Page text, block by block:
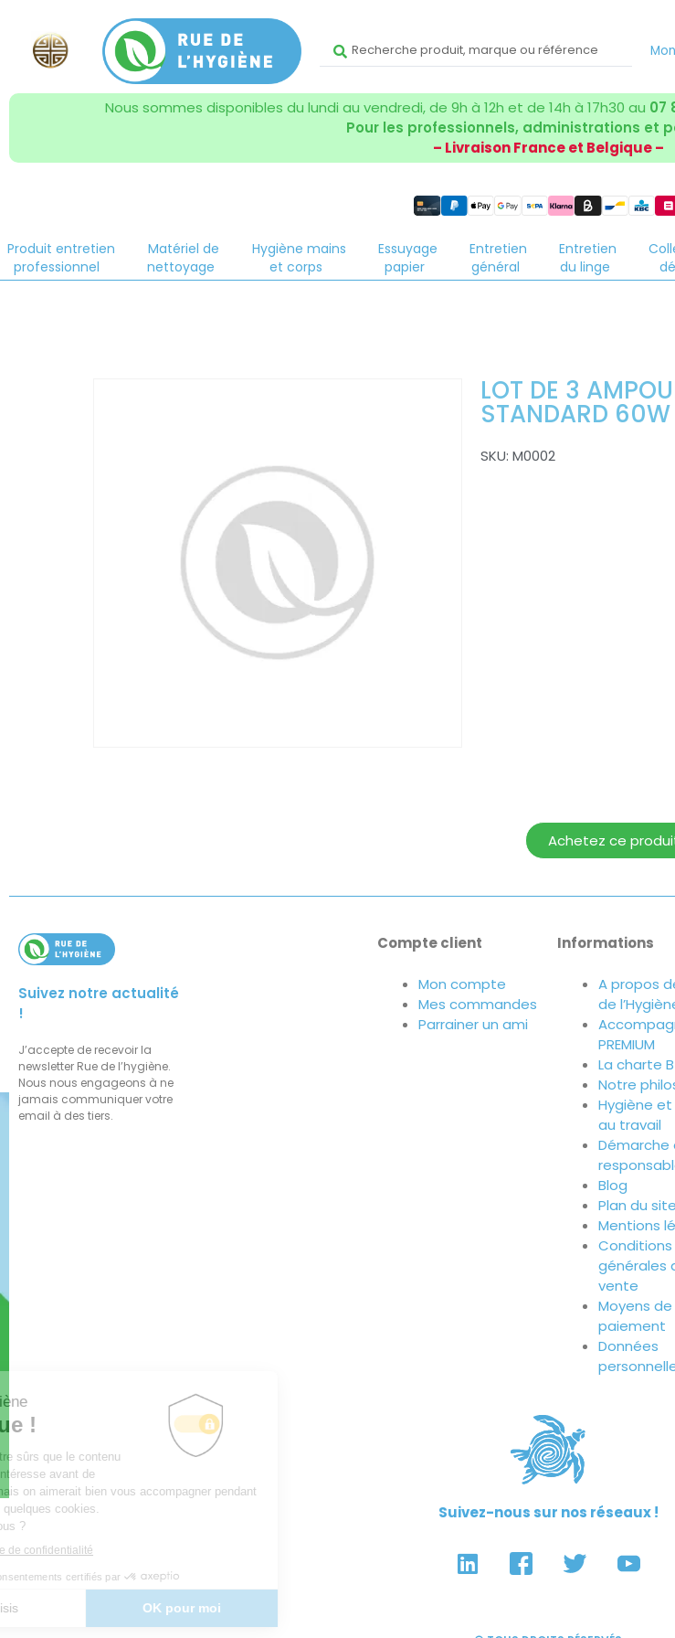
Nous sommes disponibles du lundi au vendredi, de 9h à 12h et de 14h à 17h30 au 07
Pour les professionnels, administrations et
– Livraison France et Belgique –
Produit entretien
professionnel
Matériel de
nettoyage
Hygiène mains
et corps
Essuyage
papier
Entretien
général
Entretien
du linge
LOT DE 3
STANDARD
SKU: M0002
Achetez ce
Suivez notre actualité
!
J’accepte de recevoir la
newsletter Rue de l’hygiène.
Nous nous engageons à ne
jamais communiquer votre
email à des tiers.
Compte client
Mon compte
Mes commandes
Parrainer un ami
Informations
A propos
de
PREMIUM
La charte
Notre
Hygiène
au travail
Démarche
Blog
Plan du site
Mentions
Conditions
générales
vente
Moyens de
paiement
Données
Suivez-nous sur nos réseaux !